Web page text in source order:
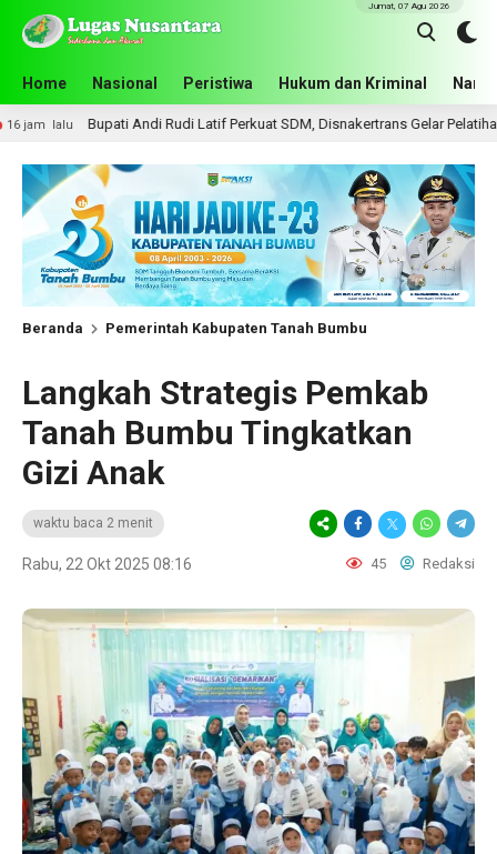
Home Nasional Peristiwa Hukum dan Kriminal
Jumat, 07 Agu 2026
Rudi Latif Perkuat SDM, Disnakertrans Gelar Pelatihan Desain Grafis
Beranda Pemerintah Kabupaten Tanah Bumbu
Langkah Strategis Pemkab
Tanah Bumbu Tingkatkan
Gizi Anak
waktu baca 2 menit
Rabu, 22 Okt 2025 08:16 45 Redaksi